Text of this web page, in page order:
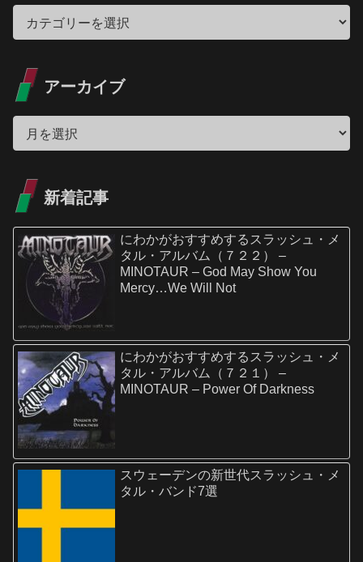
アーカイブ
新着記事
にわかがおすすめするスラッシュ・メ
タル・アルバム（７２２） –
MINOTAUR – God May Show You
Mercy…We Will Not
にわかがおすすめするスラッシュ・メ
タル・アルバム（７２１） –
MINOTAUR – Power Of Darkness
スウェーデンの新世代スラッシュ・メ
タル・バンド7選